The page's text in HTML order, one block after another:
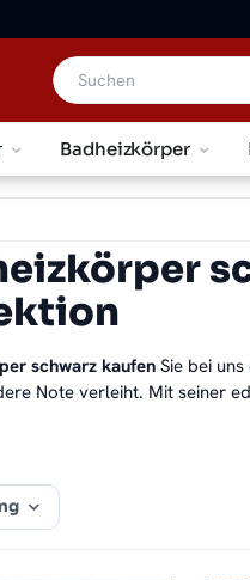
Badheizkörper
schwarz kaufen Sie bei
Note verleiht. Mit seiner